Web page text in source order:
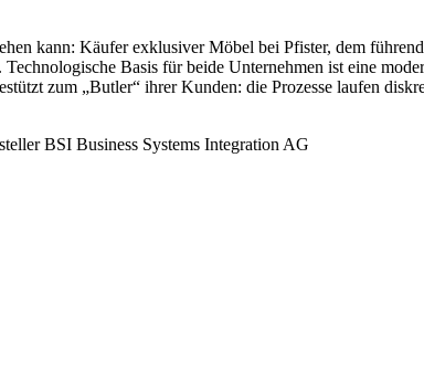
kann: Käufer exklusiver Möbel bei Pfister, dem
Basis für beide Unternehmen ist eine
zum „Butler“ ihrer Kunden: die Prozesse laufen
BSI Business Systems Integration AG